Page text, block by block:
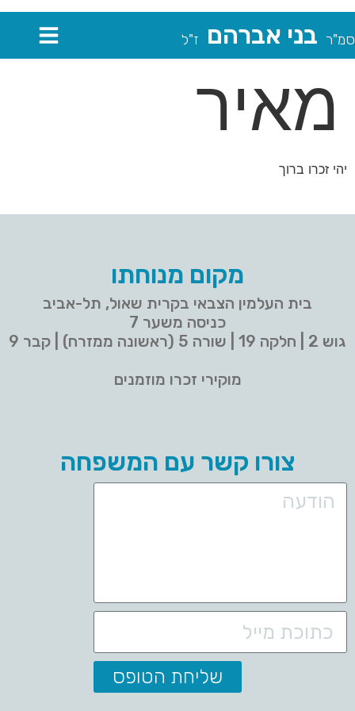
סמ"ר בני אברהם ז"ל
מאיר
יהי זכרו ברוך
מקום מנוחתו
בית העלמין הצבאי בקרית שאול, תל-אביב
כניסה משער 7
גוש 2 | חלקה 19 | שורה 5 (ראשונה ממזרח) | קבר 9
מוקירי זכרו מוזמנים
צורו קשר עם המשפחה
שליחת הטופס